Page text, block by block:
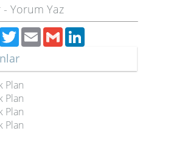
- Yorum Yaz
Facebook
TwitterEmailGmail
Plan
Plan
Plan
Plan